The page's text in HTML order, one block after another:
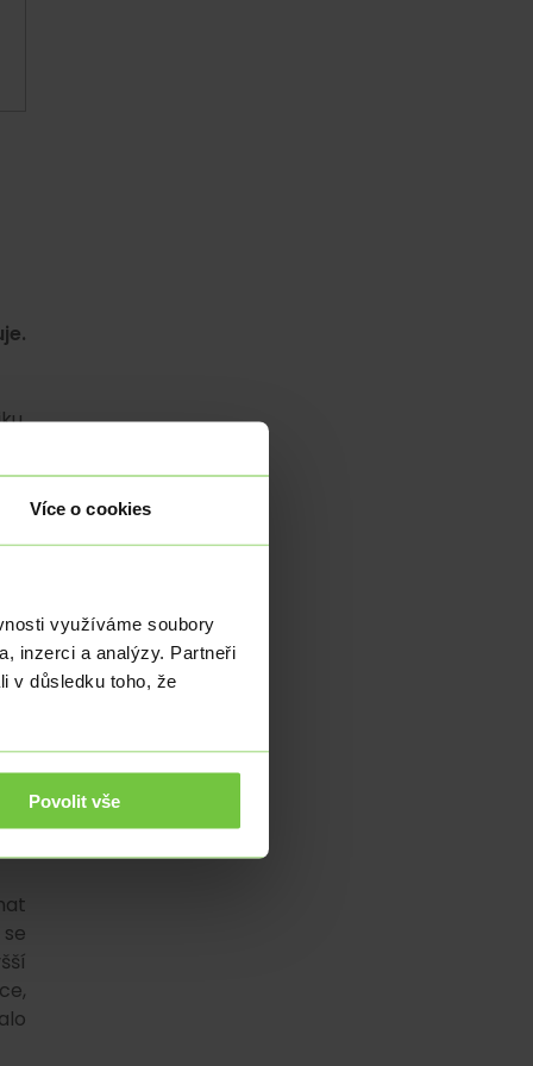
Více o cookies
využíváme soubory
inzerci a analýzy. Partneři
v důsledku toho, že
Povolit vše
to